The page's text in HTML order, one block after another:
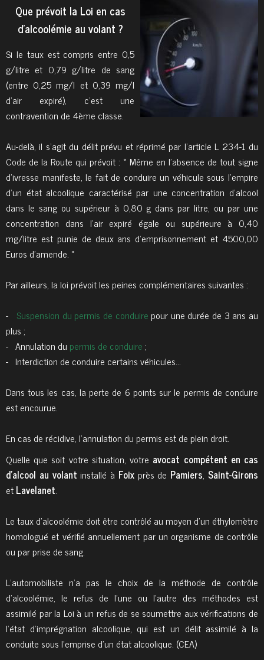
Que prévoit la Loi en cas
d'alcoolémie au volant ?
Si le taux est compris entre 0,5
g/litre et 0,79 g/litre de sang
(entre 0,25 mg/l et 0,39 mg/l
d’air expiré), c’est une
contravention de 4ème classe.
Au-delà, il s’agit du délit prévu et réprimé par l’article L 234-1 du
Code de la Route qui prévoit : « Même en l’absence de tout signe
d’ivresse manifeste, le fait de conduire un véhicule sous l’empire
d’un état alcoolique caractérisé par une concentration d’alcool
dans le sang ou supérieur à 0,80 g dans par litre, ou par une
concentration dans l’air expiré égale ou supérieure à 0,40
mg/litre est punie de deux ans d’emprisonnement et 4500,00
Euros d’amende. »
Par ailleurs, la loi prévoit les peines complémentaires suivantes :
- Suspension du permis de conduirepour une durée de 3 ans au
plus ;
- Annulation du permis de conduire ;
- Interdiction de conduire certains véhicules…
Dans tous les cas, la perte de 6 points sur le permis de conduire
est encourue.
En cas de récidive, l’annulation du permis est de plein droit.
Quelle que soit votre situation, votre avocat compétent en cas
d'alcool au volant installé à Foixprès de Pamiers,Saint-Girons
etLavelanet.
Le taux d’alcoolémie doit être contrôlé au moyen d’un éthylomètre
homologué et vérifié annuellement par un organisme de contrôle
ou par prise de sang.
L’automobiliste n’a pas le choix de la méthode de contrôle
d’alcoolémie, le refus de l’une ou l’autre des méthodes est
assimilé par la Loi à un refus de se soumettre aux vérifications de
l’état d’imprégnation alcoolique, qui est un délit assimilé à la
conduite sous l’emprise d’un état alcoolique. (CEA)